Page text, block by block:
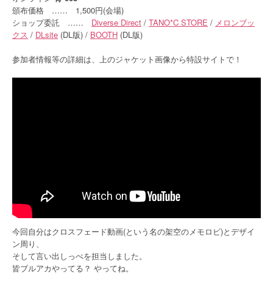
頒布価格 …… 1,500円(会場)
ショップ委託 …… Diverse Direct / TANO*C STORE / メロンブッ
クス / DLsite (DL版) / BOOTH (DL版)
参加者情報等の詳細は、上のジャケット画像から特設サイトで！
今回自分はクロスフェード動画(という名の架空のメモロビ)とデザイ
ン周り、
そして言い出しっぺを担当しました。
皆ブルアカやってる？ やってね。